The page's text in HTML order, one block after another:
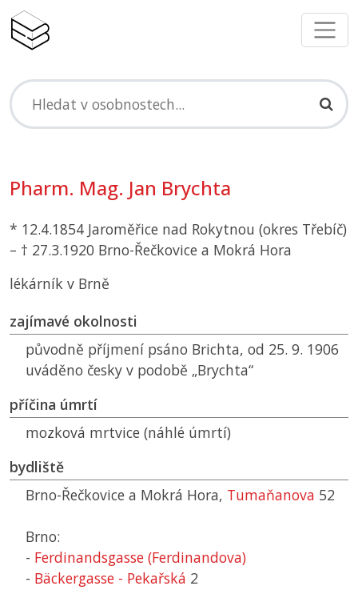
Pharm. Mag. Jan Brychta
* 12.4.1854 Jaroměřice nad Rokytnou (okres Třebíč)
– † 27.3.1920 Brno-Řečkovice a Mokrá Hora
lékárník v Brně
zajímavé okolnosti
původně příjmení psáno Brichta, od 25. 9. 1906
uváděno česky v podobě „Brychta“
příčina úmrtí
mozková mrtvice (náhlé úmrtí)
bydliště
Brno-Řečkovice a Mokrá Hora, Tumaňanova 52
Brno:
- Ferdinandsgasse (Ferdinandova)
- Bäckergasse - Pekařská 2